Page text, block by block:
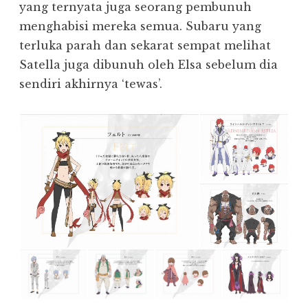
yang ternyata juga seorang pembunuh
menghabisi mereka semua. Subaru yang
terluka parah dan sekarat sempat melihat
Satella juga dibunuh oleh Elsa sebelum dia
sendiri akhirnya ‘tewas’.